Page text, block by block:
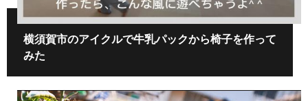
横須賀市のアイクルで牛乳パックから椅子を作って
みた